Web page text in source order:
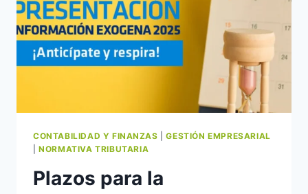
CONTABILIDAD Y FINANZAS |GESTIÓN EMPRESARIAL
|NORMATIVA TRIBUTARIA
Plazos para la